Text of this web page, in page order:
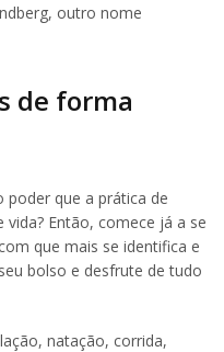
outro nome
de forma
poder que a prática de
Então, comece já a se
que mais se identifica e
bolso e desfrute de tudo
natação, corrida,